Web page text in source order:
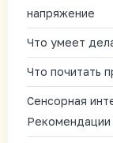
напряжение
Что умеет
Что почитать
Сенсорная